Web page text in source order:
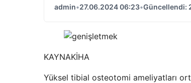
admin•27.06.2024 06:23•Güncellendi:
KAYNAKİHA
Yüksel tibial osteotomi ameliyatları